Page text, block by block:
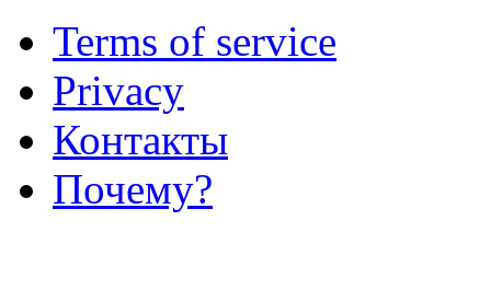
Terms of service
Privacy
Контакты
Почему?